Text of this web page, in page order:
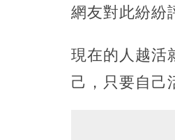
網友對此紛紛
現在的人越活
己，只要自己